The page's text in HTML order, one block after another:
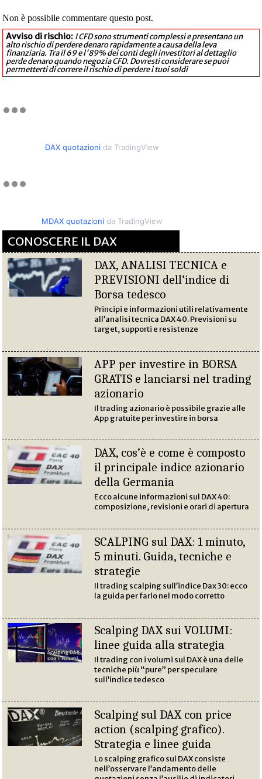
Non è possibile commentare questo post.
Avviso di rischio: I CFD sono strumenti complessi e presentano un
alto rischio di perdere denaro rapidamente a causa della leva
finanziaria. Tra il 69 e l'89% dei conti degli investitori al dettaglio
perde denaro quando negozia CFD. Dovresti considerare se puoi
permetterti di correre il rischio di perdere i tuoi soldi
DAX quotazionida TradingView
MDAX quotazionida TradingView
CONOSCERE IL DAX
DAX, ANALISI TECNICA e
PREVISIONI dell’indice di
Borsa tedesco
Principi e informazioni utili relativamente
all’analisi tecnica DAX 40. Previsioni su
target, supporti e resistenze
APP per investire in BORSA
GRATIS e lanciarsi nel trading
azionario
Il trading azionario è possibile grazie alle
App gratuite per investire in borsa
DAX, cos’è e come è composto
il principale indice azionario
della Germania
Ecco alcune informazioni sul DAX 40:
composizione, revisioni e orari di apertura
SCALPING sul DAX: 1 minuto,
5 minuti. Guida, tecniche e
strategie
Il trading scalping sull’indice Dax 30: ecco
la guida per farlo nel modo corretto
Scalping DAX sui VOLUMI:
linee guida alla strategia
Il trading con i volumi sul DAX è una delle
tecniche più “pure” per speculare
sull’indice tedesco
Scalping sul DAX con price
action (scalping grafico).
Strategia e linee guida
Lo scalping grafico sul DAX consiste
nell’osservare l’andamento delle